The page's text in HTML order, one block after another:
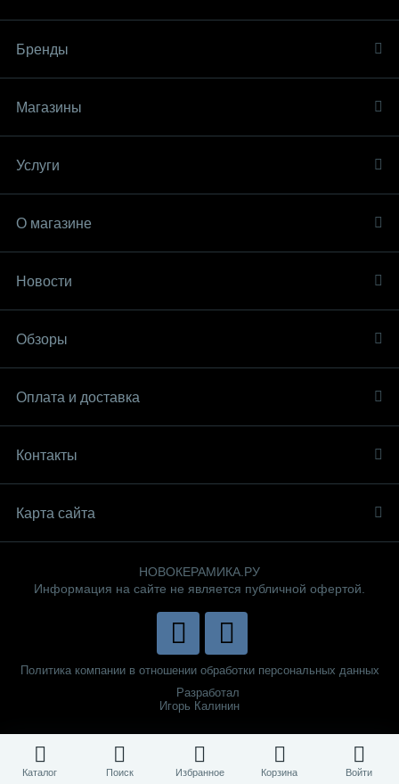
Каталог Поиск Избранное Корзина Войти
Бренды
Магазины
Услуги
О магазине
Новости
Обзоры
Оплата и доставка
Контакты
Карта сайта
НОВОКЕРАМИКА.РУ
Информация на сайте не является публичной офертой.
Политика компании в отношении обработки персональных данных
Разработал
Игорь Калинин